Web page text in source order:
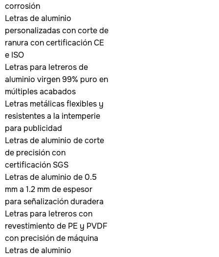
corrosión
Letras de aluminio
personalizadas con corte de
ranura con certificación CE
e ISO
Letras para letreros de
aluminio virgen 99% puro en
múltiples acabados
Letras metálicas flexibles y
resistentes a la intemperie
para publicidad
Letras de aluminio de corte
de precisión con
certificación SGS
Letras de aluminio de 0.5
mm a 1.2 mm de espesor
para señalización duradera
Letras para letreros con
revestimiento de PE y PVDF
con precisión de máquina
Letras de aluminio